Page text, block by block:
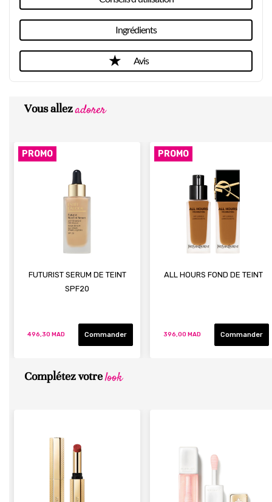
Ingrédients
Avis
Vous allezadorer
PROMO
FUTURIST SERUM DE TEINT
SPF20
496,30 MAD Commander
PROMO
ALL HOURS FOND DE TEINT
396,00 MAD Commander
Complétez votrelook